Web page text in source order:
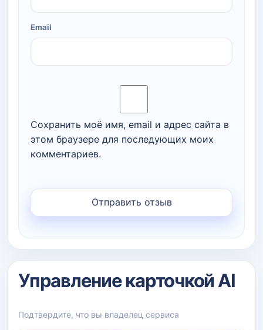
Email
Сохранить моё имя, email и адрес сайта в
этом браузере для последующих моих
комментариев.
Управление карточкой AI
Подтвердите, что вы владелец сервиса